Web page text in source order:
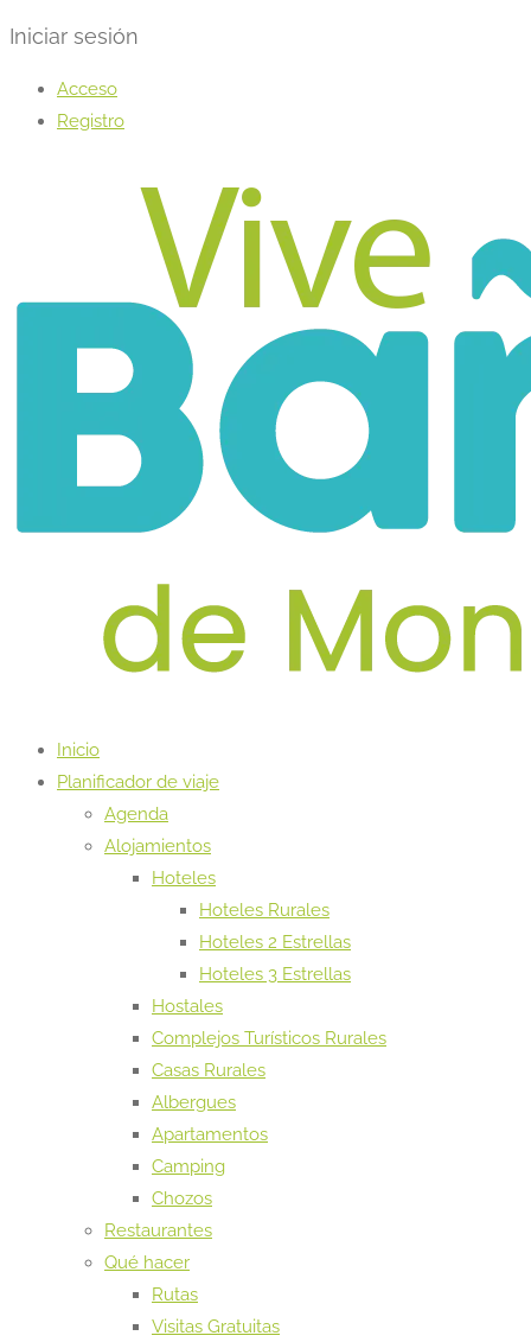
Iniciar sesión
Acceso
Registro
Inicio
Planificador de viaje
Agenda
Alojamientos
Hoteles
Hoteles Rurales
Hoteles 2 Estrellas
Hoteles 3 Estrellas
Hostales
Complejos Turísticos Rurales
Casas Rurales
Albergues
Apartamentos
Camping
Chozos
Restaurantes
Qué hacer
Rutas
Visitas Gratuitas